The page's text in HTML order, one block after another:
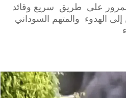
على طريق سريع وقائد
الهدوء والمتهم السوداني